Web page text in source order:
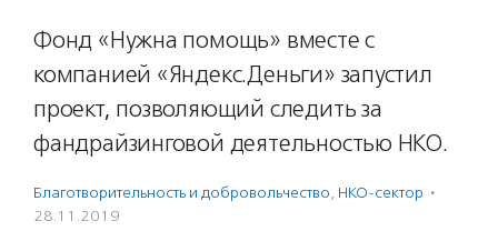
Фонд «Нужна помощь» вместе с
компанией «Яндекс.Деньги» запустил
проект, позволяющий следить за
фандрайзинговой деятельностью НКО.
Благотвори­тель­ность и доброволь­чест­во, НКО-сектор ·
28.11.2019